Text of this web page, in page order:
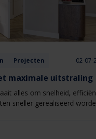
Projecten 02-07-
maximale uitstraling
alles om snelheid,
sneller gerealiseerd
Verdi